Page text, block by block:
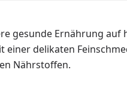
gesunde Ernährung
delikaten
Nährstoffen.